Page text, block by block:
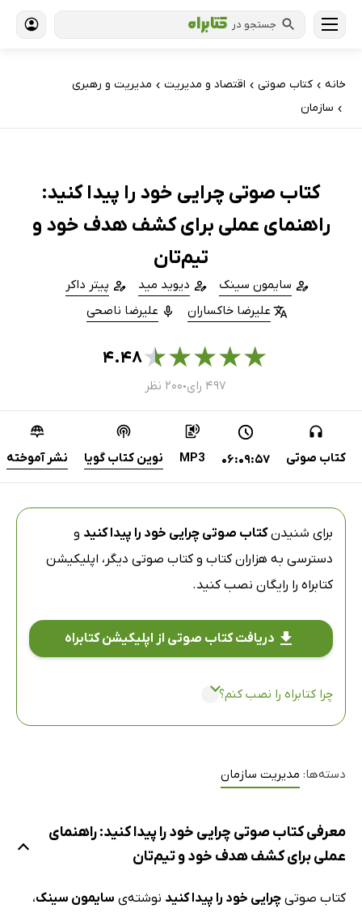
جستجو در
خانه › کتاب‌ صوتی › اقتصاد و مدیریت › مدیریت و رهبری
› سازمان
کتاب صوتی چرایی خود را پیدا کنید:
راهنمای عملی برای کشف هدف خود و
تیم‌تان
سایمون سینک دیوید مید
پیتر داکر
علیرضا خاکساران
علیرضا ناصحی
★
★
★
★
★۴.۴۸
۴۹۷ رای ● ۲۰۰ نظر
کتاب صوتی 06:09:57
MP3 نوین کتاب گویا نشر آموخته
برای شنیدنکتاب صوتی چرایی خود را پیدا کنید و
دسترسی به هزاران کتاب و کتاب صوتی دیگر، اپلیکیشن
کتابراه را رایگان نصب کنید.
دریافت کتاب صوتی از اپلیکیشن کتابراه
چرا کتابراه را نصب کنم؟
دسته‌ها: مدیریت سازمان
معرفی کتاب صوتی چرایی خود را پیدا کنید: راهنمای
عملی برای کشف هدف خود و تیم‌تان
کتاب صوتی چرایی خود را پیدا کنید نوشته‌ی سایمون سینک،